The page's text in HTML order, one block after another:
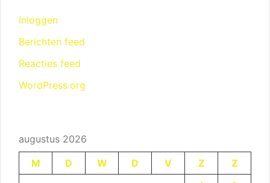
Inloggen
Berichten feed
Reacties feed
WordPress.org
augustus 2026
M
D W D V Z
Z